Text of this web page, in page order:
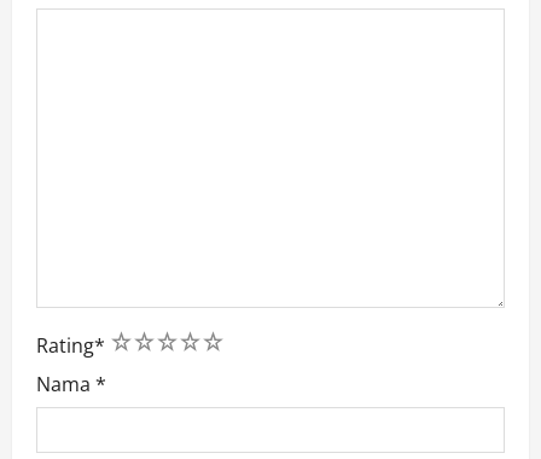
Rating* 5
4
3
2
1
Nama *